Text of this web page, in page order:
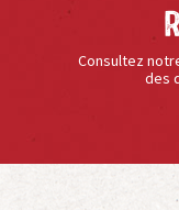
Consultez
des